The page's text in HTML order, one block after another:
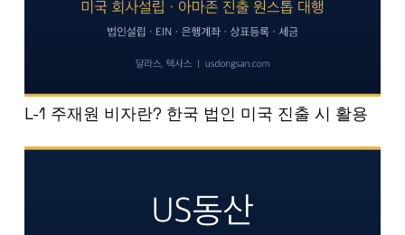
L-1 주재원 비자란? 한국 법인 미국 진출 시 활용